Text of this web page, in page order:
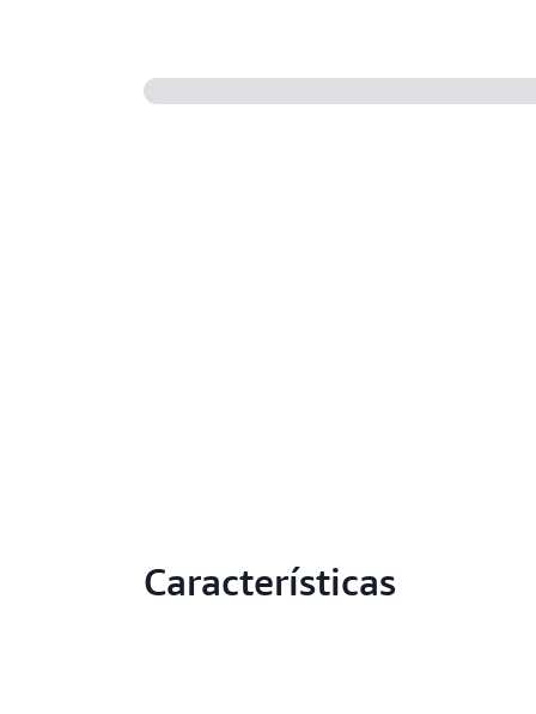
Características